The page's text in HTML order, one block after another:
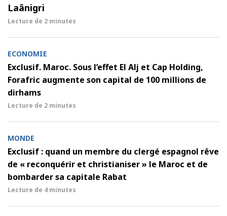
Laânigri
Lecture de 2 minutes
ECONOMIE
Exclusif. Maroc. Sous l’effet El Alj et Cap Holding,
Forafric augmente son capital de 100 millions de
dirhams
Lecture de 2 minutes
MONDE
Exclusif : quand un membre du clergé espagnol rêve
de « reconquérir et christianiser » le Maroc et de
bombarder sa capitale Rabat
Lecture de 4 minutes